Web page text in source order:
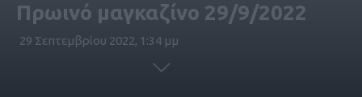
Πρωινό μαγκαζίνο 29/9/2022
29 Σεπτεμβρίου 2022, 1:34 μμ